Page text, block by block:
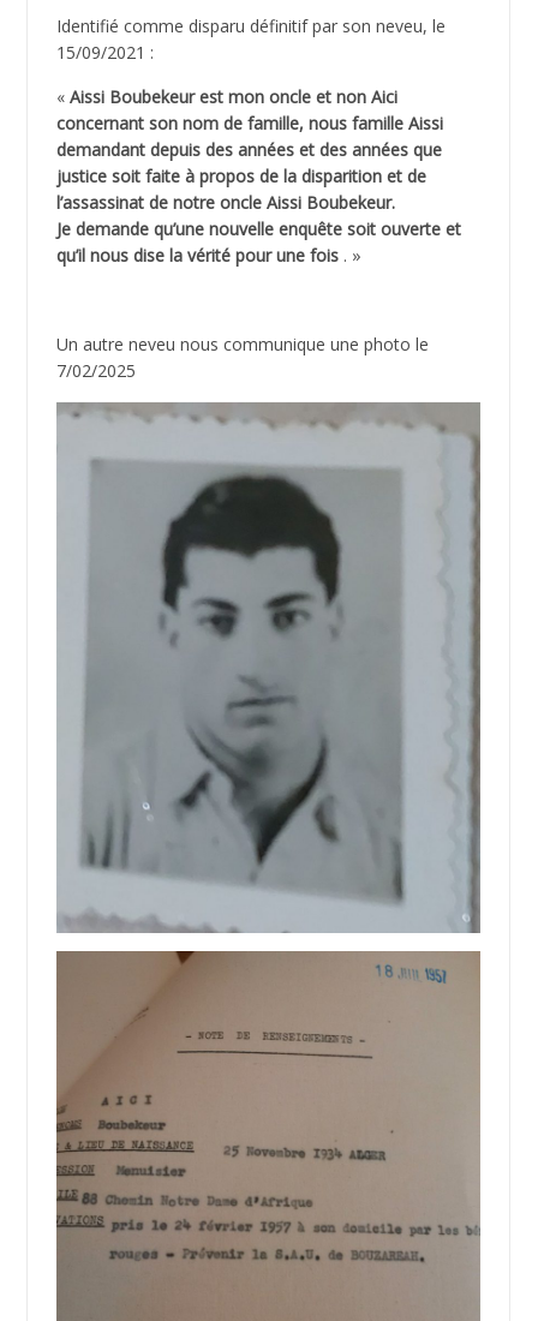
Identifié comme disparu définitif par son neveu, le
15/09/2021 :
« Aissi Boubekeur est mon oncle et non Aici
concernant son nom de famille, nous famille Aissi
demandant depuis des années et des années que
justice soit faite à propos de la disparition et de
l’assassinat de notre oncle Aissi Boubekeur.
Je demande qu’une nouvelle enquête soit ouverte et
qu’il nous dise la vérité pour une fois. »
Un autre neveu nous communique une photo le
7/02/2025